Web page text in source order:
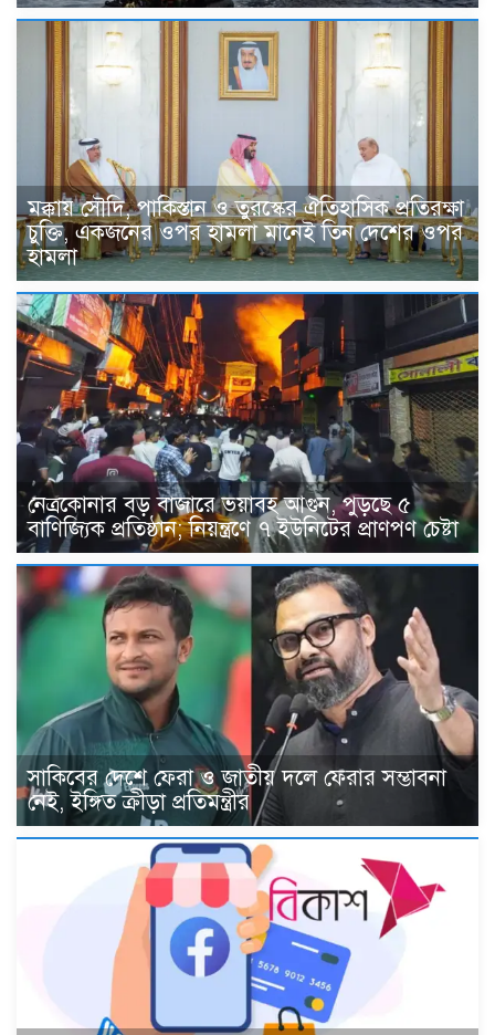
মক্কায় সৌদি, পাকিস্তান ও তুরস্কের ঐতিহাসিক প্রতিরক্ষা
চুক্তি, একজনের ওপর হামলা মানেই তিন দেশের ওপর
হামলা
নেত্রকোনার বড় বাজারে ভয়াবহ আগুন, পুড়ছে ৫
বাণিজ্যিক প্রতিষ্ঠান; নিয়ন্ত্রণে ৭ ইউনিটের প্রাণপণ চেষ্টা
সাকিবের দেশে ফেরা ও জাতীয় দলে ফেরার সম্ভাবনা
নেই, ইঙ্গিত ক্রীড়া প্রতিমন্ত্রীর